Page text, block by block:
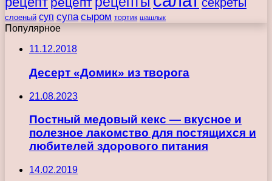
слоеный суп супа сыром тортик шашлык
Популярное
11.12.2018
Десерт «Домик» из творога
21.08.2023
Постный медовый кекс — вкусное и
полезное лакомство для постящихся и
любителей здорового питания
14.02.2019